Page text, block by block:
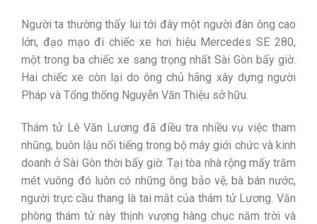
Người ta thường thấy lui tới đây một người đàn ông cao
lớn, đạo mạo đi chiếc xe hơi hiệu Mercedes SE 280,
một trong ba chiếc xe sang trọng nhất Sài Gòn bấy giờ.
Hai chiếc xe còn lại do ông chủ hãng xây dựng người
Pháp và Tổng thống Nguyễn Văn Thiệu sở hữu.
Thám tử Lê Văn Lương đã điều tra nhiều vụ việc tham
nhũng, buôn lậu nổi tiếng trong bộ máy giới chức và kinh
doanh ở Sài Gòn thời bấy giờ. Tại tòa nhà rộng mấy trăm
mét vuông đó luôn có những ông bảo vệ, bà bán nước,
người trực cầu thang là tai mắt của thám tử Lương. Văn
phòng thám tử này thịnh vượng hàng chục năm trời và